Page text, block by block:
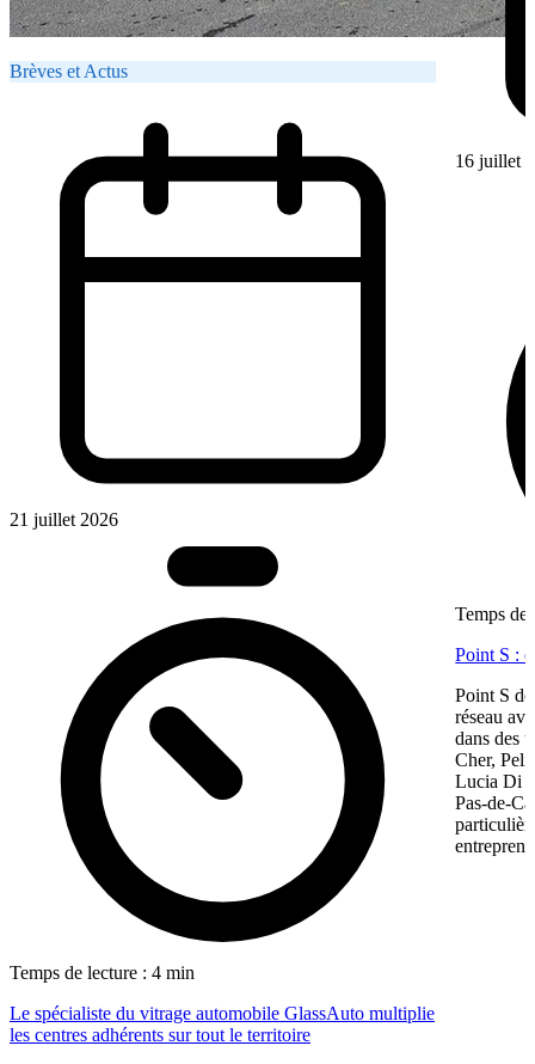
Brèves et Actus
21 juillet 2026
Temps de lecture : 4 min
Le spécialiste du vitrage automobile GlassAuto multiplie
les centres adhérents sur tout le territoire
16 juillet
Temps de
Point S :
Point S
réseau
dans des
Cher,
Lucia Di
Pas-de-